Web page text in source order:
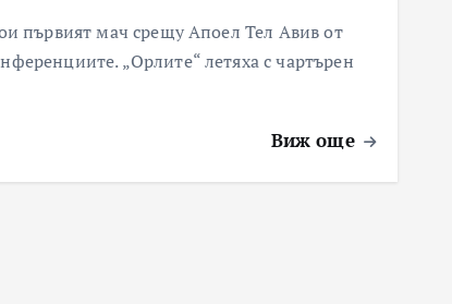
първият мач срещу Апоел Тел Авив от
„Орлите“ летяха с чартърен
Виж още